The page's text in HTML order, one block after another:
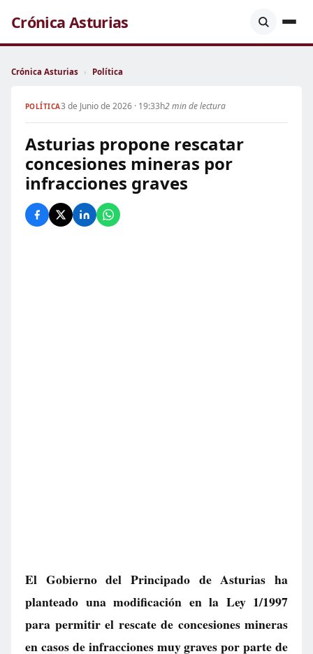
Crónica Asturias
Crónica Asturias › Política
POLÍTICA3 de Junio de 2026 · 19:33h2 min de lectura
Asturias propone rescatar
concesiones mineras por
infracciones graves
El Gobierno del Principado de Asturias ha
planteado una modificación en la Ley 1/1997
para permitir el rescate de concesiones mineras
en casos de infracciones muy graves por parte de